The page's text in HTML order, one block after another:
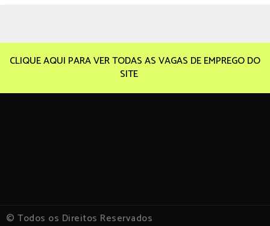
CLIQUE AQUI PARA VER TODAS AS VAGAS DE EMPREGO DO
SITE
© Todos os Direitos Reservados